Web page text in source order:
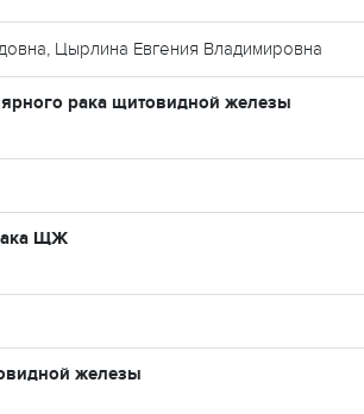
Цырлина Евгения Владимировна
рака щитовидной железы
ЩЖ
железы